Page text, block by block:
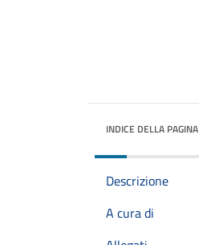
INDICE DELLA PAGINA
Descrizione
A cura di